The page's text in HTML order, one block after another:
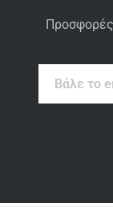
Προσφορές